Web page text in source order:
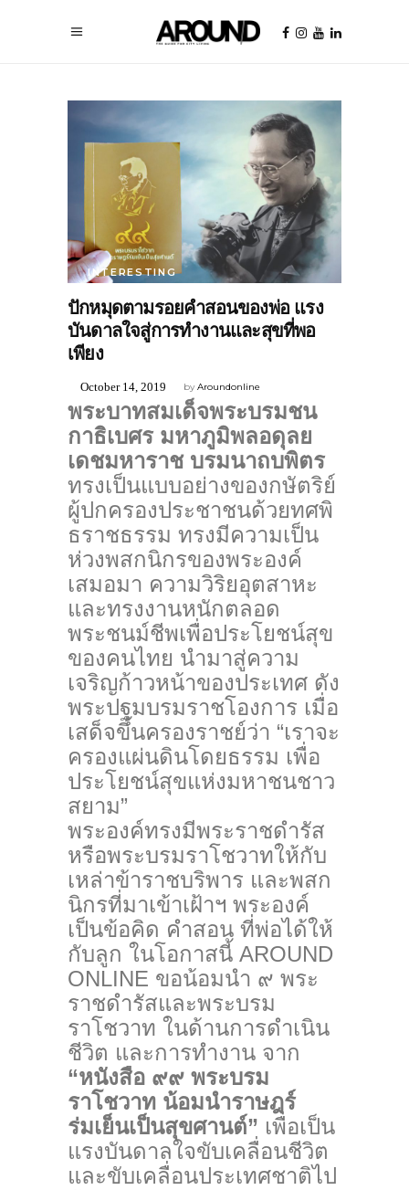
INTERESTING
ปักหมุดตามรอยคำสอนของพ่อ แรง
บันดาลใจสู่การทำงานและสุขที่พอ
เพียง
byAroundonline
October 14, 2019
พระบาทสมเด็จพระบรมชน
กาธิเบศร มหาภูมิพลอดุลย
เดชมหาราช บรมนาถบพิตร
ทรงเป็นแบบอย่างของกษัตริย์
ผู้ปกครองประชาชนด้วยทศพิ
ธราชธรรม ทรงมีความเป็น
ห่วงพสกนิกรของพระองค์
เสมอมา ความวิริยอุตสาหะ
และทรงงานหนักตลอด
พระชนม์ชีพเพื่อประโยชน์สุข
ของคนไทย นำมาสู่ความ
เจริญก้าวหน้าของประเทศ ดัง
พระปฐมบรมราชโองการ เมื่อ
เสด็จขึ้นครองราชย์ว่า “เราจะ
ครองแผ่นดินโดยธรรม เพื่อ
ประโยชน์สุขแห่งมหาชนชาว
สยาม”
พระองค์ทรงมีพระราชดำรัส
หรือพระบรมราโชวาทให้กับ
เหล่าข้าราชบริพาร และพสก
นิกรที่มาเข้าเฝ้าฯ พระองค์
เป็นข้อคิด คำสอน ที่พ่อได้ให้
กับลูก ในโอกาสนี้ AROUND
ONLINE ขอน้อมนำ ๙ พระ
ราชดำรัสและพระบรม
ราโชวาท ในด้านการดำเนิน
ชีวิต และการทำงาน จาก
“หนังสือ ๙๙ พระบรม
ราโชวาท น้อมนำราษฎร์
ร่มเย็นเป็นสุขศานต์” เพื่อเป็น
แรงบันดาลใจขับเคลื่อนชีวิต
และขับเคลื่อนประเทศชาติไป